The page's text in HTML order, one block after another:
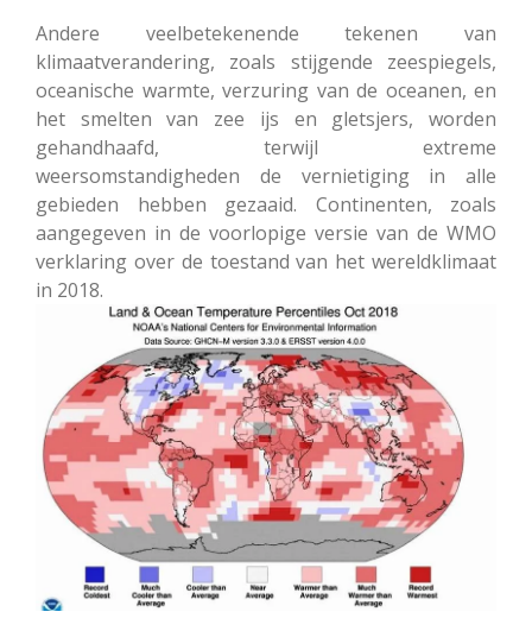
Andere veelbetekenende tekenen van
klimaatverandering, zoals stijgende zeespiegels,
oceanische warmte, verzuring van de oceanen, en
het smelten van zee ijs en gletsjers, worden
gehandhaafd, terwijl extreme
weersomstandigheden de vernietiging in alle
gebieden hebben gezaaid. Continenten, zoals
aangegeven in de voorlopige versie van de WMO
verklaring over de toestand van het wereldklimaat
in 2018.